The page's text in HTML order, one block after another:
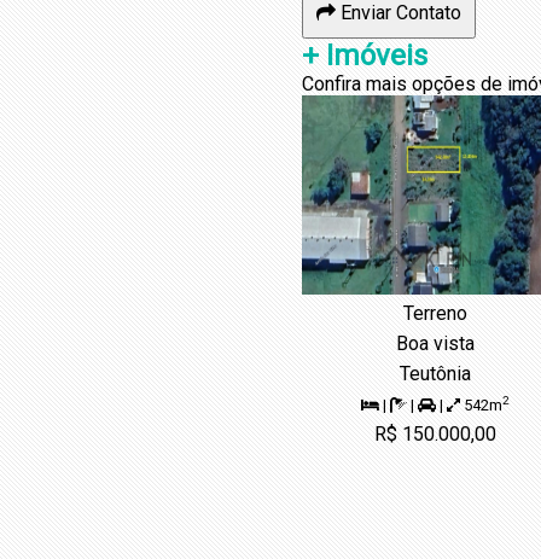
Enviar Contato
+ Imóveis
Confira mais opções de
Terreno
Boa vista
Teutônia
| | | 542m2
R$ 150.000,00